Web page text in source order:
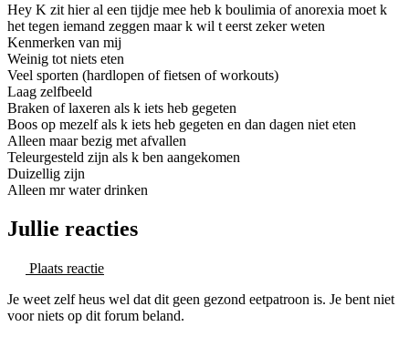
Hey K zit hier al een tijdje mee heb k boulimia of anorexia moet k
het tegen iemand zeggen maar k wil t eerst zeker weten
Kenmerken van mij
Weinig tot niets eten
Veel sporten (hardlopen of fietsen of workouts)
Laag zelfbeeld
Braken of laxeren als k iets heb gegeten
Boos op mezelf als k iets heb gegeten en dan dagen niet eten
Alleen maar bezig met afvallen
Teleurgesteld zijn als k ben aangekomen
Duizellig zijn
Alleen mr water drinken
Jullie reacties
Plaats reactie
Je weet zelf heus wel dat dit geen gezond eetpatroon is. Je bent niet
voor niets op dit forum beland.